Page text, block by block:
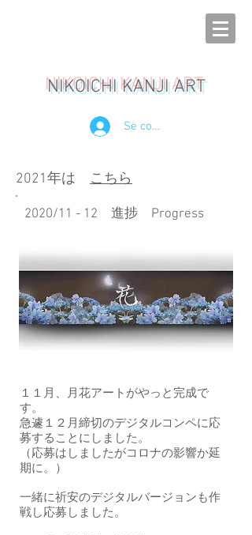
NIKOICHI KANJI ART
Se connecter
2021年は こちら
2020/11 - 12 進捗 Progress
１１月、月花アートがやっと完成で
す。
急遽１２月締切のデジタルコンペに応
募することにしました。
（応募はしましたがコロナの影響か延
期に。）
一緒に祈安のデジタルバージョンも作
戦し応募しました。